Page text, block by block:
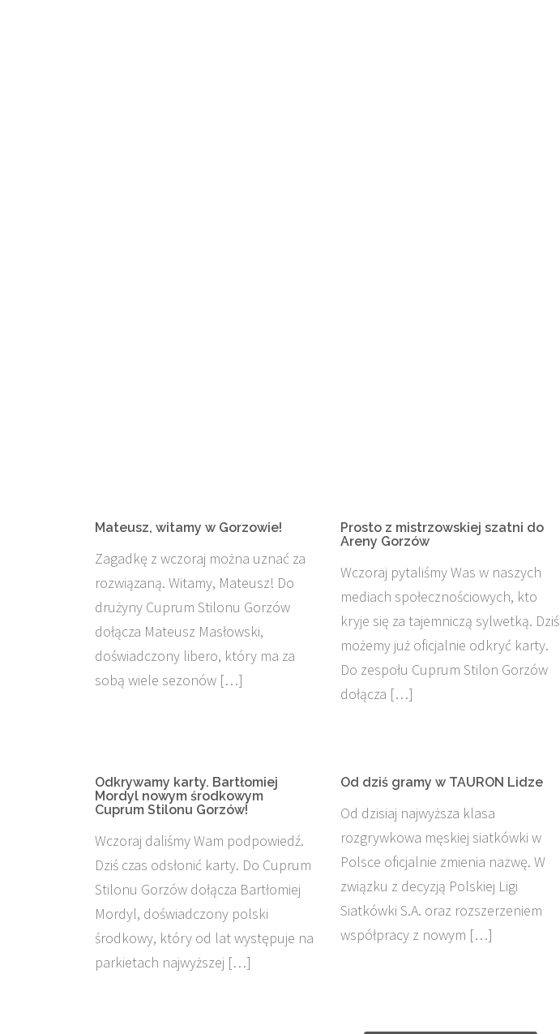
Mateusz, witamy w Gorzowie!
Zagadkę z wczoraj można uznać za
rozwiązaną. Witamy, Mateusz! Do
drużyny Cuprum Stilonu Gorzów
dołącza Mateusz Masłowski,
doświadczony libero, który ma za
sobą wiele sezonów […]
Prosto z mistrzowskiej szatni do
Areny Gorzów
Wczoraj pytaliśmy Was w naszych
mediach społecznościowych, kto
kryje się za tajemniczą sylwetką. Dziś
możemy już oficjalnie odkryć karty.
Do zespołu Cuprum Stilon Gorzów
dołącza […]
Odkrywamy karty. Bartłomiej
Mordyl nowym środkowym
Cuprum Stilonu Gorzów!
Wczoraj daliśmy Wam podpowiedź.
Dziś czas odsłonić karty. Do Cuprum
Stilonu Gorzów dołącza Bartłomiej
Mordyl, doświadczony polski
środkowy, który od lat występuje na
parkietach najwyższej […]
Od dziś gramy w TAURON Lidze
Od dzisiaj najwyższa klasa
rozgrywkowa męskiej siatkówki w
Polsce oficjalnie zmienia nazwę. W
związku z decyzją Polskiej Ligi
Siatkówki S.A. oraz rozszerzeniem
współpracy z nowym […]